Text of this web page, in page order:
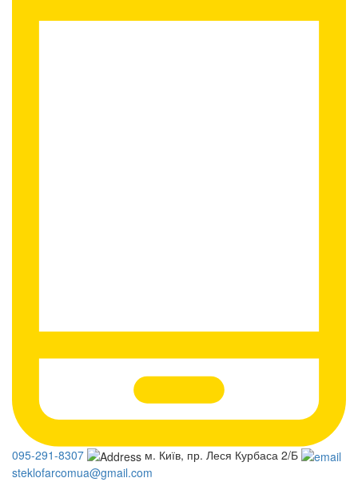
095-291-8307
м. Київ, пр. Леся Курбаса 2/Б
steklofarcomua@gmail.com